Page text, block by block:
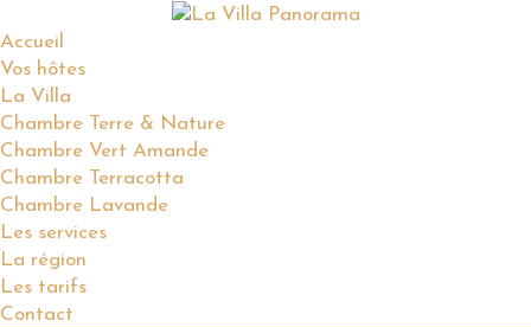
Accueil
Vos hôtes
La Villa
Chambre Terre & Nature
Chambre Vert Amande
Chambre Terracotta
Chambre Lavande
Les services
La région
Les tarifs
Contact